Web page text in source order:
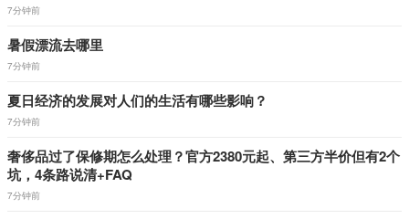
7分钟前
暑假漂流去哪里
7分钟前
夏日经济的发展对人们的生活有哪些影响？
7分钟前
奢侈品过了保修期怎么处理？官方2380元起、第三方半价但有2个
坑，4条路说清+FAQ
7分钟前